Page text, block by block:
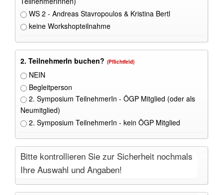
WS 2 - Andreas Stavropoulos & Kristina Bertl
keine Workshopteilnahme
2. TeilnehmerIn buchen? (Pflichtfeld)
NEIN
Begleitperson
2. Symposium TeilnehmerIn - ÖGP Mitglied (oder als
Neumitglied)
2. Symposium TeilnehmerIn - kein ÖGP Mitglied
Bitte kontrollieren Sie zur Sicherheit nochmals
Ihre Auswahl und Angaben!